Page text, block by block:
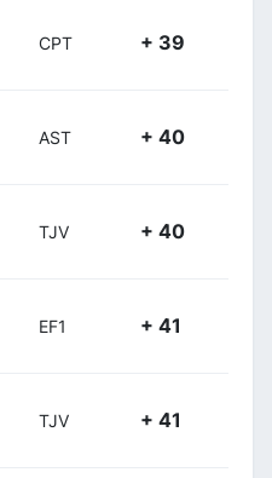
CPT + 39
AST + 40
TJV + 40
EF1 + 41
TJV + 41